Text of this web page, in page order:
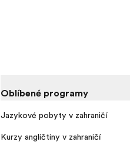
Oblíbené programy
Jazykové pobyty v zahraničí
Kurzy angličtiny v zahraničí